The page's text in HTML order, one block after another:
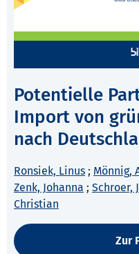
Potentielle
Import von
nach
Ronsiek, Linus ; Mönnig,
Zenk, Johanna ; Schroer,
Christian
Zur